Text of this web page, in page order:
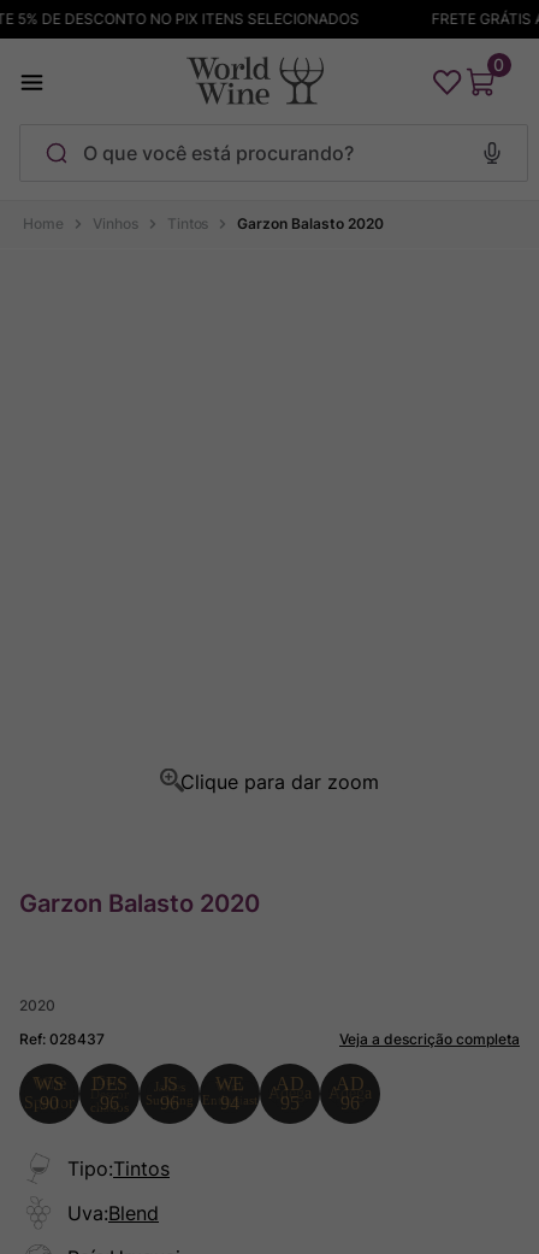
DE DESCONTO NO PIX ITENS SELECIONADOS FRETE GRÁTIS
0
Vinhos Tintos Garzon Balasto 2020
Garzon Balasto 2020
2020
Ref: 028437 Veja a descrição completa
Tipo:Tintos
Uva:Blend
Termos mais buscados